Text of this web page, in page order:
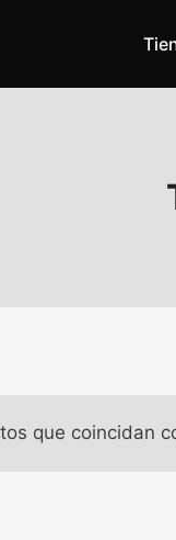
que coincidan